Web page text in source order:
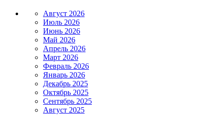
Август 2026
Июль 2026
Июнь 2026
Май 2026
Апрель 2026
Март 2026
Февраль 2026
Январь 2026
Декабрь 2025
Октябрь 2025
Сентябрь 2025
Август 2025